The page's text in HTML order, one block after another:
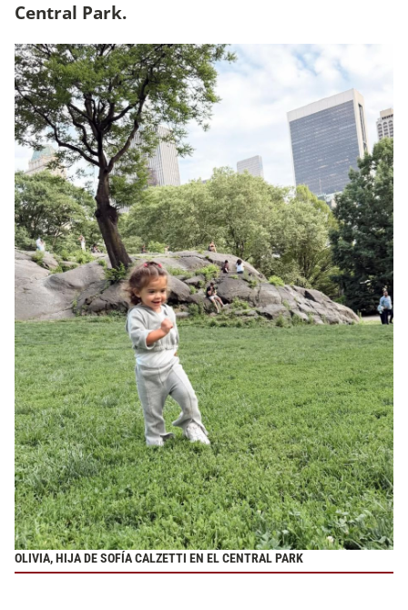
Central Park.
OLIVIA, HIJA DE SOFÍA CALZETTI EN EL CENTRAL PARK